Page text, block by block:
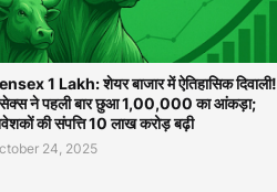
1 Lakh: शेयर बाजार में ऐतिहासिक दिवाली!
ने पहली बार छुआ 1,00,000 का आंकड़ा;
की संपत्ति 10 लाख करोड़ बढ़ी
24, 2025